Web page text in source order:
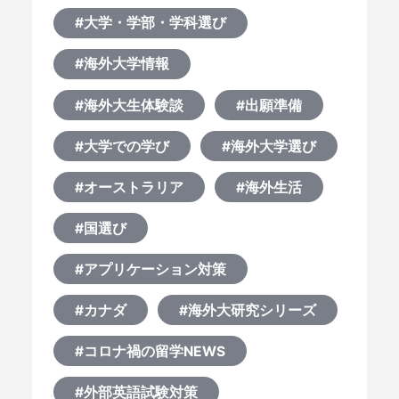
#大学・学部・学科選び
#海外大学情報
#海外大生体験談 #出願準備
#大学での学び #海外大学選び
#オーストラリア #海外生活
#国選び
#アプリケーション対策
#カナダ #海外大研究シリーズ
#コロナ禍の留学NEWS
#外部英語試験対策